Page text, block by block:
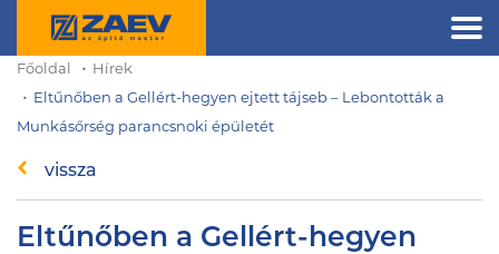
Főoldal
Hírek
Eltűnőben a Gellért-hegyen ejtett tájseb – Lebontották a
Munkásőrség parancsnoki épületét
vissza
Eltűnőben a Gellért-hegyen